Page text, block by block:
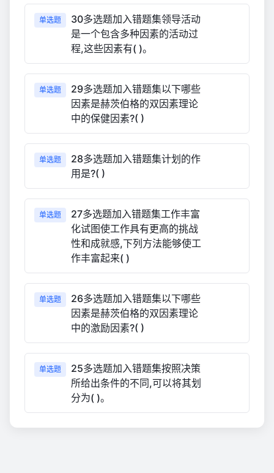
单选题
30多选题加入错题集领导活动
是一个包含多种因素的活动过
程,这些因素有( )。
单选题
29多选题加入错题集以下哪些
因素是赫茨伯格的双因素理论
中的保健因素?( )
单选题
28多选题加入错题集计划的作
用是?( )
单选题
27多选题加入错题集工作丰富
化试图使工作具有更高的挑战
性和成就感,下列方法能够使工
作丰富起来( )
单选题
26多选题加入错题集以下哪些
因素是赫茨伯格的双因素理论
中的激励因素?( )
单选题
25多选题加入错题集按照决策
所给出条件的不同,可以将其划
分为( )。